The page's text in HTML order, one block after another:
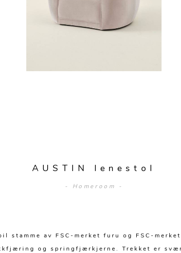
AUSTIN lenestol
- Homeroom -
stamme av FSC-merket furu og FSC-
og springfjærkjerne. Trekket er